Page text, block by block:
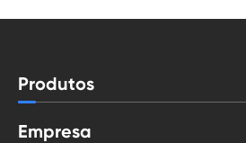
Produtos
Empresa